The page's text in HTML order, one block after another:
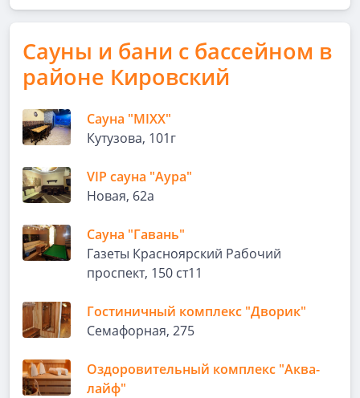
Сауны и бани с бассейном в
районе Кировский
Сауна "MIXX"
Кутузова, 101г
VIP сауна "Аура"
Новая, 62а
Сауна "Гавань"
Газеты Красноярский Рабочий
проспект, 150 ст11
Гостиничный комплекс "Дворик"
Семафорная, 275
Оздоровительный комплекс "Аква-
лайф"